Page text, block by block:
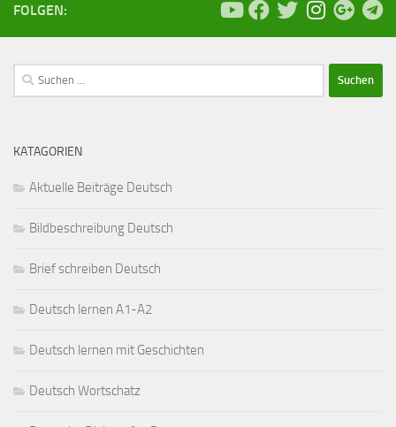
FOLGEN:
Suchen
nach:
KATAGORIEN
Aktuelle Beiträge Deutsch
Bildbeschreibung Deutsch
Brief schreiben Deutsch
Deutsch lernen A1-A2
Deutsch lernen mit Geschichten
Deutsch Wortschatz